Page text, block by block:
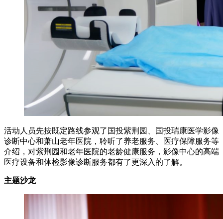
活动人员先按既定路线参观了国投紫荆园、国投瑞康医学影像
诊断中心和萧山老年医院，聆听了养老服务、医疗保障服务等
介绍，对紫荆园和老年医院的老龄健康服务，影像中心的高端
医疗设备和体检影像诊断服务都有了更深入的了解。
主题沙龙